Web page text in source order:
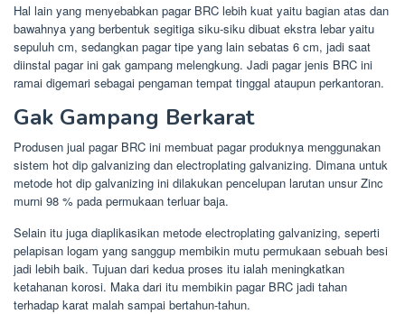
Hal lain yang menyebabkan pagar BRC lebih kuat yaitu bagian atas dan
bawahnya yang berbentuk segitiga siku-siku dibuat ekstra lebar yaitu
sepuluh cm, sedangkan pagar tipe yang lain sebatas 6 cm, jadi saat
diinstal pagar ini gak gampang melengkung. Jadi pagar jenis BRC ini
ramai digemari sebagai pengaman tempat tinggal ataupun perkantoran.
Gak Gampang Berkarat
Produsen jual pagar BRC ini membuat pagar produknya menggunakan
sistem hot dip galvanizing dan electroplating galvanizing. Dimana untuk
metode hot dip galvanizing ini dilakukan pencelupan larutan unsur Zinc
murni 98 % pada permukaan terluar baja.
Selain itu juga diaplikasikan metode electroplating galvanizing, seperti
pelapisan logam yang sanggup membikin mutu permukaan sebuah besi
jadi lebih baik. Tujuan dari kedua proses itu ialah meningkatkan
ketahanan korosi. Maka dari itu membikin pagar BRC jadi tahan
terhadap karat malah sampai bertahun-tahun.